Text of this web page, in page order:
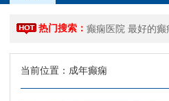
热门搜索： 癫痫医院 最好的癫
当前位置： 成年癫痫